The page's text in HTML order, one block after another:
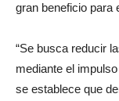
gran beneficio para
“Se busca reducir
mediante el
se establece que